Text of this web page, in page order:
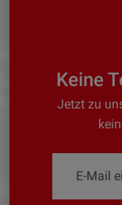
Keine
Jetzt zu